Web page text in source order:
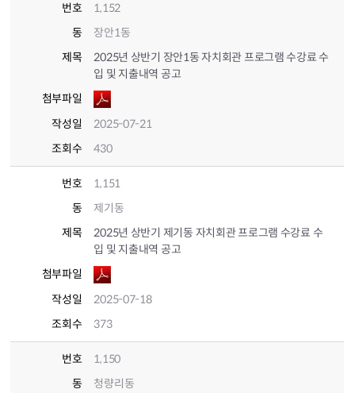
번호
1,152
동
장안1동
제목
2025년 상반기 장안1동 자치회관 프로그램 수강료 수
입 및 지출내역 공고
첨부파일
작성일
2025-07-21
조회수
430
번호
1,151
동
제기동
제목
2025년 상반기 제기동 자치회관 프로그램 수강료 수
입 및 지출내역 공고
첨부파일
작성일
2025-07-18
조회수
373
번호
1,150
동
청량리동